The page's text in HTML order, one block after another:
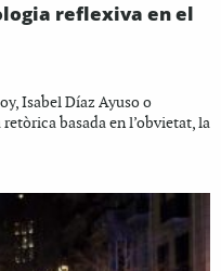
reflexiva en el
Isabel Díaz Ayuso o
basada en l’obvietat, la